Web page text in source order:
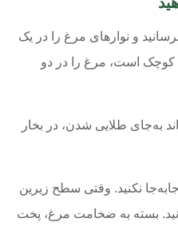
و نوارهای مرغ را در یک
کوچک است، مرغ را در دو
به‌جای طلایی شدن، در بخار
نکنید. وقتی سطح زیرین
بسته به ضخامت مرغ، پخت